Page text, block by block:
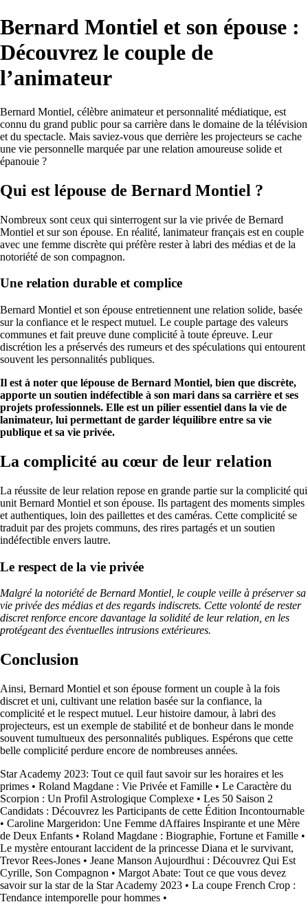
Bernard Montiel et son épouse :
Découvrez le couple de
l’animateur
Bernard Montiel, célèbre animateur et personnalité médiatique, est
connu du grand public pour sa carrière dans le domaine de la télévision
et du spectacle. Mais saviez-vous que derrière les projecteurs se cache
une vie personnelle marquée par une relation amoureuse solide et
épanouie ?
Qui est lépouse de Bernard Montiel ?
Nombreux sont ceux qui sinterrogent sur la vie privée de Bernard
Montiel et sur son épouse. En réalité, lanimateur français est en couple
avec une femme discrète qui préfère rester à labri des médias et de la
notoriété de son compagnon.
Une relation durable et complice
Bernard Montiel et son épouse entretiennent une relation solide, basée
sur la confiance et le respect mutuel. Le couple partage des valeurs
communes et fait preuve dune complicité à toute épreuve. Leur
discrétion les a préservés des rumeurs et des spéculations qui entourent
souvent les personnalités publiques.
Il est à noter que lépouse de Bernard Montiel, bien que discrète,
apporte un soutien indéfectible à son mari dans sa carrière et ses
projets professionnels. Elle est un pilier essentiel dans la vie de
lanimateur, lui permettant de garder léquilibre entre sa vie
publique et sa vie privée.
La complicité au cœur de leur relation
La réussite de leur relation repose en grande partie sur la complicité qui
unit Bernard Montiel et son épouse. Ils partagent des moments simples
et authentiques, loin des paillettes et des caméras. Cette complicité se
traduit par des projets communs, des rires partagés et un soutien
indéfectible envers lautre.
Le respect de la vie privée
Malgré la notoriété de Bernard Montiel, le couple veille à préserver sa
vie privée des médias et des regards indiscrets. Cette volonté de rester
discret renforce encore davantage la solidité de leur relation, en les
protégeant des éventuelles intrusions extérieures.
Conclusion
Ainsi, Bernard Montiel et son épouse forment un couple à la fois
discret et uni, cultivant une relation basée sur la confiance, la
complicité et le respect mutuel. Leur histoire damour, à labri des
projecteurs, est un exemple de stabilité et de bonheur dans le monde
souvent tumultueux des personnalités publiques. Espérons que cette
belle complicité perdure encore de nombreuses années.
Star Academy 2023: Tout ce quil faut savoir sur les horaires et les
primes • Roland Magdane : Vie Privée et Famille • Le Caractère du
Scorpion : Un Profil Astrologique Complexe • Les 50 Saison 2
Candidats : Découvrez les Participants de cette Édition Incontournable
• Caroline Margeridon: Une Femme dAffaires Inspirante et une Mère
de Deux Enfants • Roland Magdane : Biographie, Fortune et Famille •
Le mystère entourant laccident de la princesse Diana et le survivant,
Trevor Rees-Jones • Jeane Manson Aujourdhui : Découvrez Qui Est
Cyrille, Son Compagnon • Margot Abate: Tout ce que vous devez
savoir sur la star de la Star Academy 2023 • La coupe French Crop :
Tendance intemporelle pour hommes •